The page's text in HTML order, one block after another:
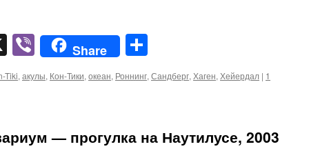
X ViberShare
Tiki, акулы, Кон-Тики, океан, Роннинг, Сандберг, Хаген, Хейердал | 1
— прогулка на Наутилусе, 2003